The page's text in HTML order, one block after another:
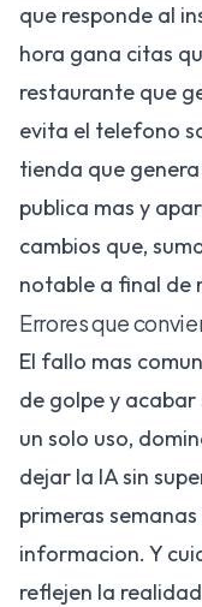
que responde al
hora gana citas
restaurante que
evita el telefono
tienda que
publica mas y
cambios que,
notable a final de
Errores que
El fallo mas
de golpe y
un solo uso,
dejar la IA sin
primeras
informacion. Y
reflejen la